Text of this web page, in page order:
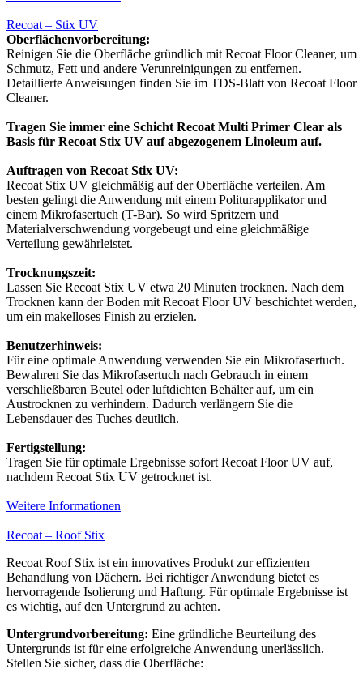
Recoat – Stix UV
Oberflächenvorbereitung:
Reinigen Sie die Oberfläche gründlich mit Recoat Floor Cleaner, um
Schmutz, Fett und andere Verunreinigungen zu entfernen.
Detaillierte Anweisungen finden Sie im TDS-Blatt von Recoat Floor
Cleaner.
Tragen Sie immer eine Schicht Recoat Multi Primer Clear als
Basis für Recoat Stix UV auf abgezogenem Linoleum auf.
Auftragen von Recoat Stix UV:
Recoat Stix UV gleichmäßig auf der Oberfläche verteilen. Am
besten gelingt die Anwendung mit einem Politurapplikator und
einem Mikrofasertuch (T-Bar). So wird Spritzern und
Materialverschwendung vorgebeugt und eine gleichmäßige
Verteilung gewährleistet.
Trocknungszeit:
Lassen Sie Recoat Stix UV etwa 20 Minuten trocknen. Nach dem
Trocknen kann der Boden mit Recoat Floor UV beschichtet werden,
um ein makelloses Finish zu erzielen.
Benutzerhinweis:
Für eine optimale Anwendung verwenden Sie ein Mikrofasertuch.
Bewahren Sie das Mikrofasertuch nach Gebrauch in einem
verschließbaren Beutel oder luftdichten Behälter auf, um ein
Austrocknen zu verhindern. Dadurch verlängern Sie die
Lebensdauer des Tuches deutlich.
Fertigstellung:
Tragen Sie für optimale Ergebnisse sofort Recoat Floor UV auf,
nachdem Recoat Stix UV getrocknet ist.
Weitere Informationen
Recoat – Roof Stix
Recoat Roof Stix ist ein innovatives Produkt zur effizienten
Behandlung von Dächern. Bei richtiger Anwendung bietet es
hervorragende Isolierung und Haftung. Für optimale Ergebnisse ist
es wichtig, auf den Untergrund zu achten.
Untergrundvorbereitung: Eine gründliche Beurteilung des
Untergrunds ist für eine erfolgreiche Anwendung unerlässlich.
Stellen Sie sicher, dass die Oberfläche: